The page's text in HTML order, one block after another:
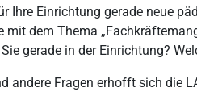
Ihre Einrichtung gerade neue
mit dem Thema
gerade in der Einrichtung?
andere Fragen erhofft sich die